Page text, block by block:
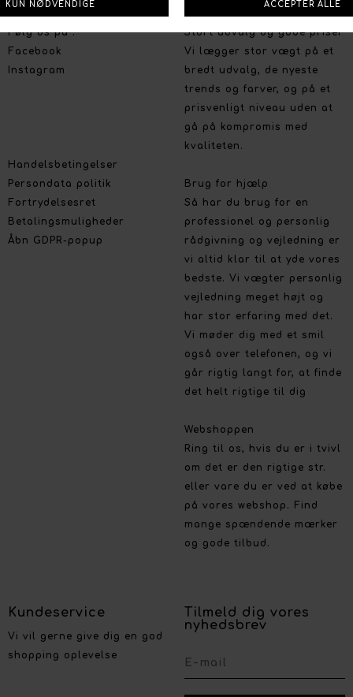
Social
Følg os på :
Facebook
Instagram
Handelsbetingelser
Persondata politik
Fortrydelsesret
Betalingsmuligheder
Åbn GDPR-popup
Om Boutique Dorthe
Stort udvalg og gode priser
Vi lægger stor vægt på et
bredt udvalg, de nyeste
trends og farver, og på et
prisvenligt niveau uden at
gå på kompromis med
kvaliteten.
Brug for hjælp
Så har du brug for en
professionel og personlig
rådgivning og vejledning er
vi altid klar til at yde vores
bedste. Vi vægter personlig
vejledning meget højt og
har stor erfaring med det.
Vi møder dig med et smil
også over telefonen, og vi
går rigtig langt for, at finde
det helt rigtige til dig
Webshoppen
Ring til os, hvis du er i tvivl
om det er den rigtige str.
eller vare du er ved at købe
på vores webshop. Find
mange spændende mærker
og gode tilbud.
Kundeservice
Vi vil gerne give dig en god
shopping oplevelse
Tilmeld dig vores
nyhedsbrev